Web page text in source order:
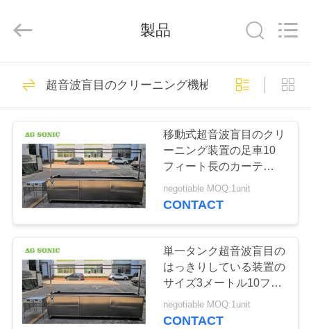
プ
ト
VR
2017
Sonic
Reserved.
工業用超音波クリー
ナー
345
自動車超音波洗剤
104
製品
超音波盲目のクリーニング機械
移動式超音波盲目のクリ
ーニング装置の足車10
フィート長のカーテンの
洗濯機
negotiable MOQ:1unit
CONTACT
単一タンク超音波盲目の
はっきりしている装置の
サイズ3メートル10フィ
ートの速いはっきりして
いる速度
negotiable MOQ:1unit
CONTACT